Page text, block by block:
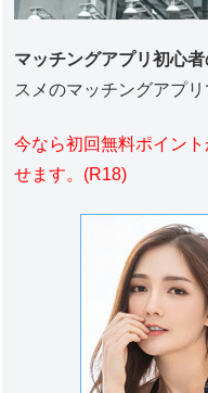
マッチングアプリ初心
スメのマッチングアプリ
今なら初回無料ポイン
せます。(R18)